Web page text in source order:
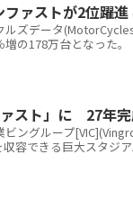
ァストが2位躍進
ズデータ
増の178万台となった
ァスト」に 27年
ングループ
容できる巨大スタジ